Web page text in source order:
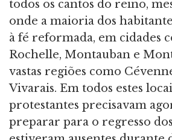
todos os cantos do reino,
onde a maioria dos
à fé reformada, em cidades
Rochelle, Montauban e
vastas regiões como
Vivarais. Em todos estes
protestantes precisavam
preparar para o regresso